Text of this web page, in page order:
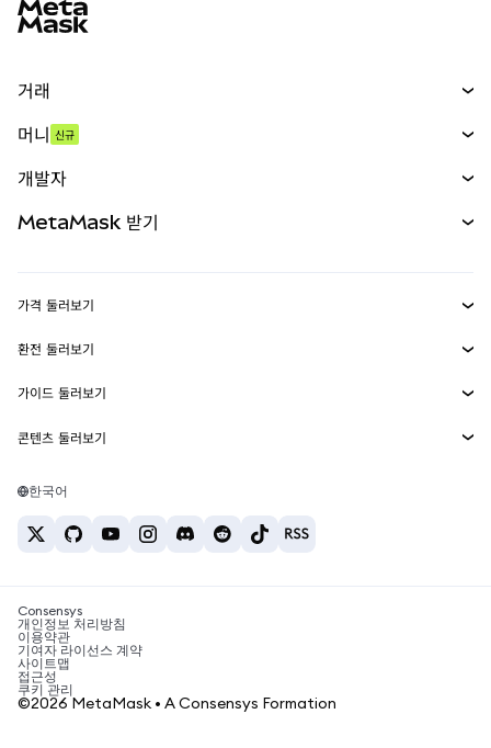
거래
무기한 선물
실물자산
머니 신규
개발자
MetaMask Connect
Snaps
웹3 서비스
MetaMask 받기
보안
고객 지원
채용
가격 둘러보기
이더리움 가격
솔라나 가격
테더 가격
환전 둘러보기
ETH를 USD로 환전
USDT를 INR로 환전
BTC를 INR로 환전
ETH를 USDT로 환전
가이드 둘러보기
ETH 매수
USDT 매수
SHIB 매수
BNB 매수
콘텐츠 둘러보기
솔라나 지갑
암호화폐 세금 뉴스
암호화폐 매수 방법
비트코인 매도 방법
한국어
Consensys
개인정보 처리방침
이용약관
기여자 라이선스 계약
사이트맵
접근성
쿠키 관리
©2026 MetaMask • A Consensys Formation